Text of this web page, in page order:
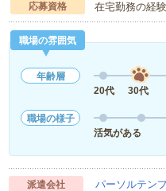
応募資格 在宅勤務の経
職場の雰囲気
年齢層
20代
30代
職場の様子
活気がある
派遣会社 パーソルテン